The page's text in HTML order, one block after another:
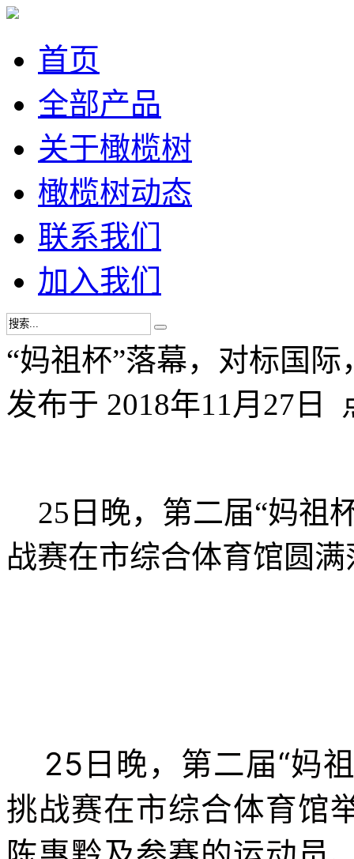
首页
全部产品
关于橄榄树
橄榄树动态
联系我们
加入我们
“妈祖杯”落幕，对标国
发布于 2018年11月27日
25日晚，第二届“妈祖
战赛在市综合体育馆圆
25日晚，第二届“妈
挑战赛在市综合体育馆